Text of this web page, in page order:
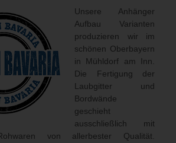
Unsere Anhänger
Aufbau Varianten
produzieren wir im
schönen Oberbayern
in Mühldorf am Inn.
Die Fertigung der
Laubgitter und
Bordwände
geschieht
ausschließlich mit
von allerbester Qualität.